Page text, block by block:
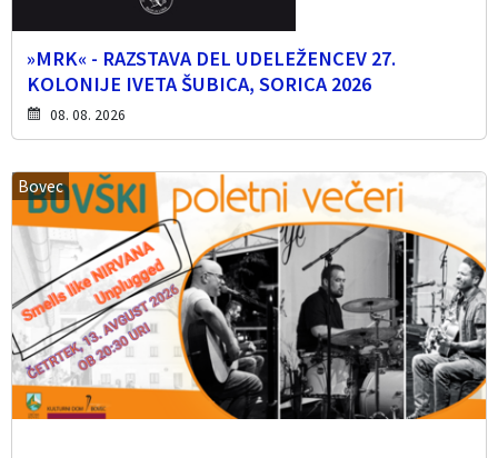
»MRK« - RAZSTAVA DEL UDELEŽENCEV 27.
KOLONIJE IVETA ŠUBICA, SORICA 2026
08. 08. 2026
Bovec